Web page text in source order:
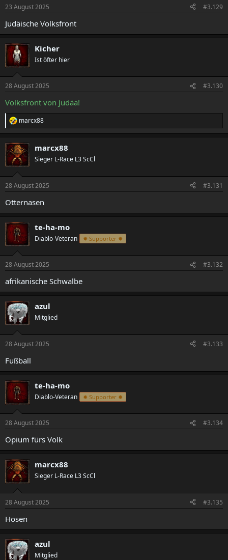
23 August 2025 #3.129
Judäische Volksfront
Kicher
Ist öfter hier
28 August 2025 #3.130
Volksfront von Judäa!
R
e
k
t
i
e
:
marcx88
marcx88
Sieger L-Race L3 ScCl
28 August 2025 #3.131
Otternasen
te-ha-mo
Diablo-Veteran ✸ Supporter ✸
28 August 2025 #3.132
afrikanische Schwalbe
azul
Mitglied
28 August 2025 #3.133
Fußball
te-ha-mo
Diablo-Veteran ✸ Supporter ✸
28 August 2025 #3.134
Opium fürs Volk
marcx88
Sieger L-Race L3 ScCl
28 August 2025 #3.135
Hosen
azul
Mitglied